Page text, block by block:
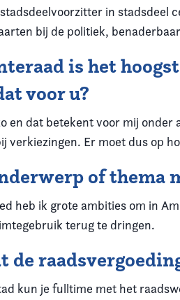
in stadsdeel
bij de politiek,
is het
voor u?
en dat betekent voor mij
verkiezingen. Er moet dus op
of thema
heb ik grote ambities om in
terug te dringen.
de
kun je fulltime met het